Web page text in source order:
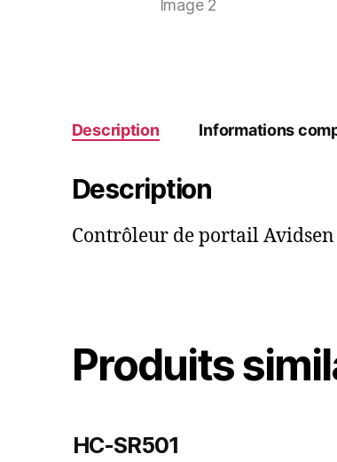
Description Informations
Description
Contrôleur de portail Avidsen
Produits
HC-SR501